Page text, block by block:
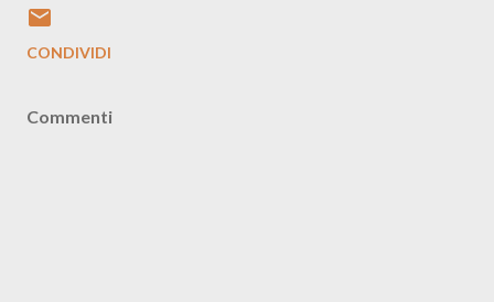
CONDIVIDI
Commenti